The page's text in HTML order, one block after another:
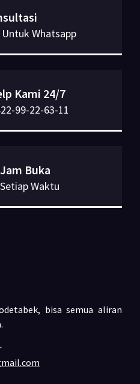
Whatsapp
Kami 24/7
99-22-63-11
Jam Buka
Setiap Waktu
bisa semua aliran